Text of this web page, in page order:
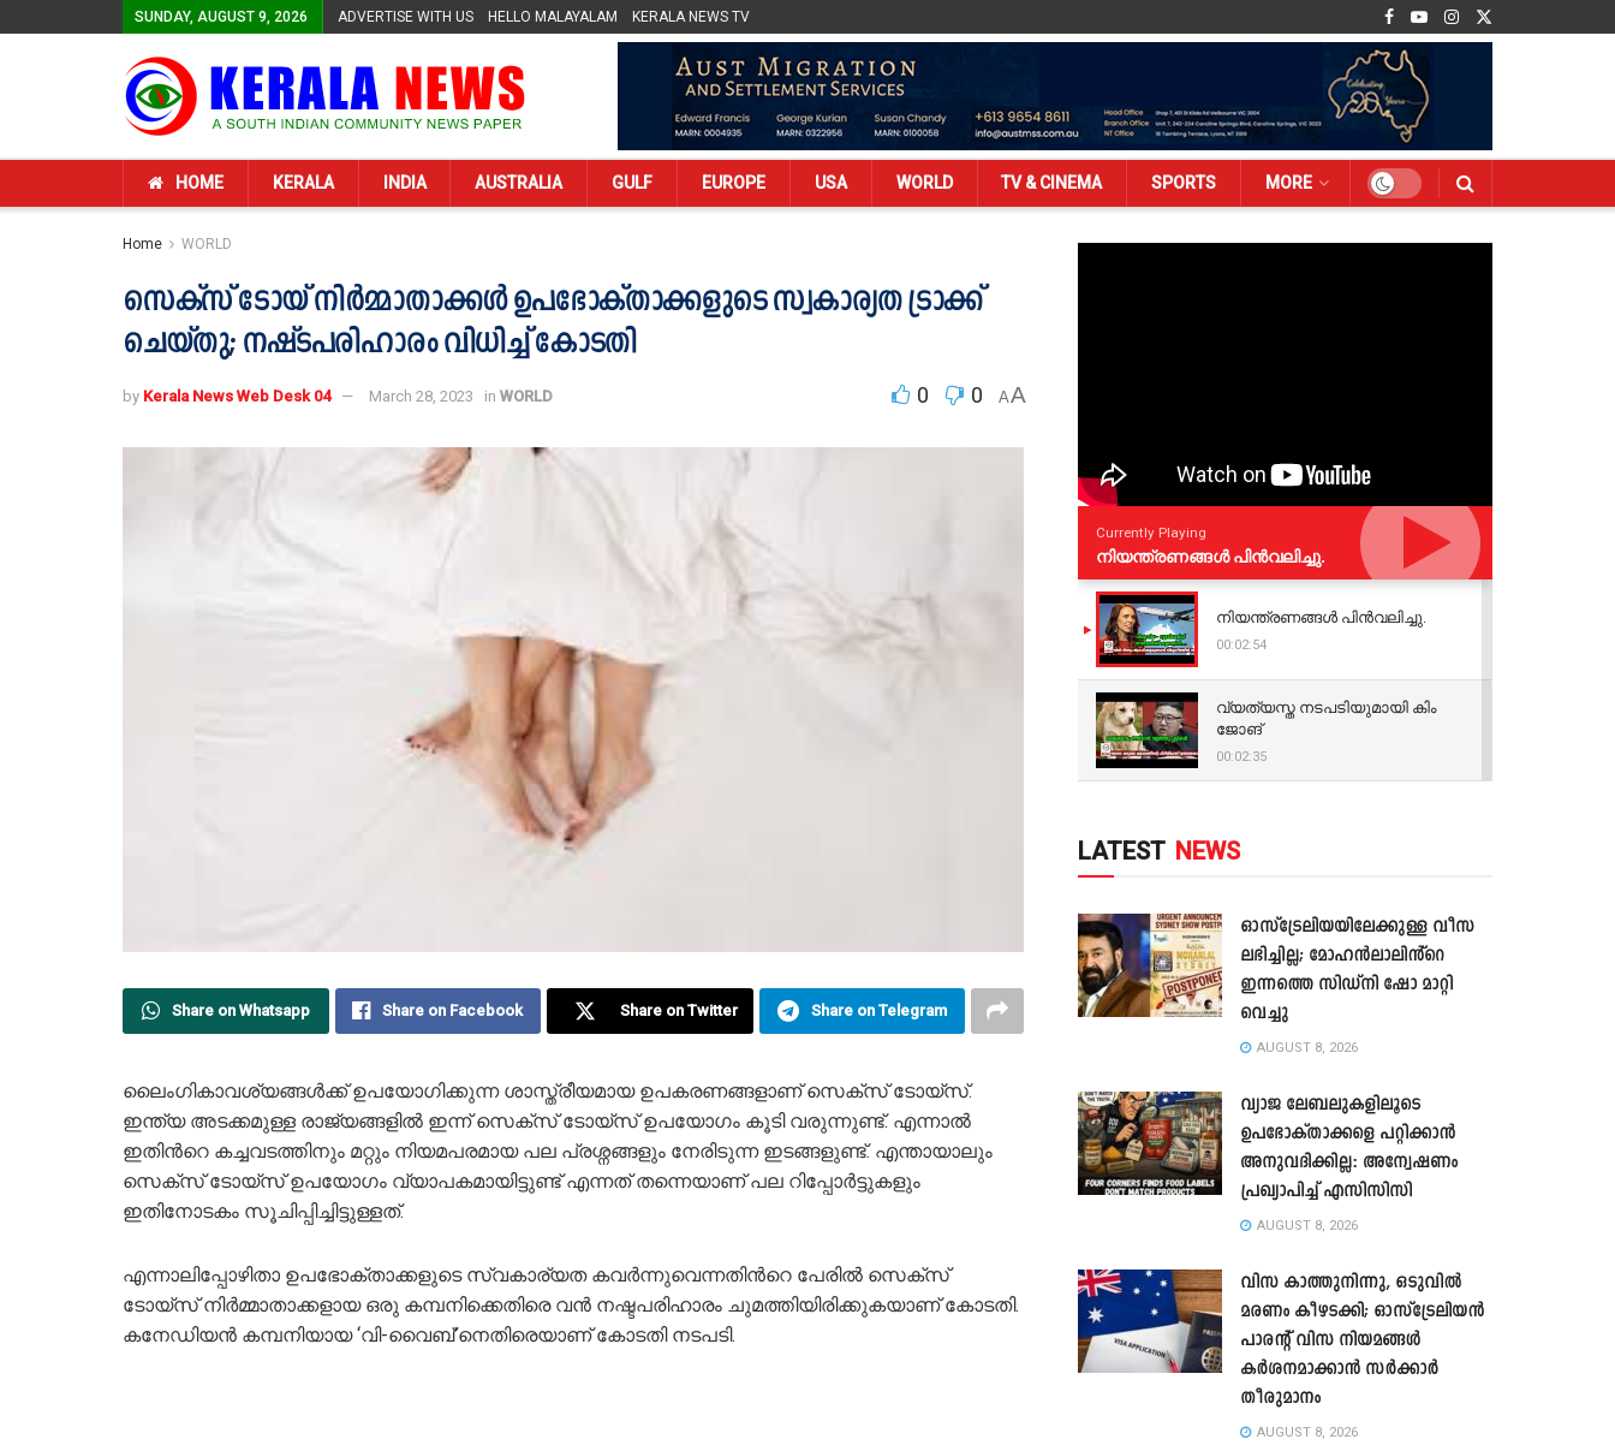
SUNDAY, AUGUST 9, 2026 ADVERTISE WITH US HELLO MALAYALAM KERALA NEWS TV
HOME KERALA INDIA AUSTRALIA GULF EUROPE USA WORLD TV & CINEMA SPORTS MORE
Home WORLD
സെക്സ് ടോയ് നിര്‍മ്മാതാക്കള്‍ ഉപഭോക്താക്കളുടെ സ്വകാര്യത ട്രാക്ക്
ചെയ്തു; നഷ്ടപരിഹാരം വിധിച്ച് കോടതി
by Kerala News Web Desk 04 March 28, 2023 in WORLD 0 0 AA
Share on Whatsapp Share on Facebook Share on Twitter Share on Telegram
ലൈംഗികാവശ്യങ്ങള്‍ക്ക് ഉപയോഗിക്കുന്ന ശാസ്ത്രീയമായ ഉപകരണങ്ങളാണ് സെക്സ് ടോയ്സ്.
ഇന്ത്യ അടക്കമുള്ള രാജ്യങ്ങളില്‍ ഇന്ന് സെക്സ് ടോയ്സ് ഉപയോഗം കൂടി വരുന്നുണ്ട്. എന്നാല്‍
ഇതിന്‍റെ കച്ചവടത്തിനും മറ്റും നിയമപരമായ പല പ്രശ്നങ്ങളും നേരിടുന്ന ഇടങ്ങളുണ്ട്. എന്തായാലും
സെക്സ് ടോയ്സ് ഉപയോഗം വ്യാപകമായിട്ടുണ്ട് എന്നത് തന്നെയാണ് പല റിപ്പോര്‍ട്ടുകളും
ഇതിനോടകം സൂചിപ്പിച്ചിട്ടുള്ളത്.
എന്നാലിപ്പോഴിതാ ഉപഭോക്താക്കളുടെ സ്വകാര്യത കവര്‍ന്നുവെന്നതിന്‍റെ പേരില്‍ സെക്സ്
ടോയ്സ് നിര്‍മ്മാതാക്കളായ ഒരു കമ്പനിക്കെതിരെ വൻ നഷ്ടപരിഹാരം ചുമത്തിയിരിക്കുകയാണ് കോടതി.
കനേഡിയൻ കമ്പനിയായ ‘വി-വൈബ്’നെതിരെയാണ് കോടതി നടപടി.
Currently Playing
നിയന്ത്രണങ്ങള്‍ പിന്‍വലിച്ചു.
നിയന്ത്രണങ്ങള്‍ പിന്‍വലിച്ചു.
00:02:54
വ്യത്യസ്ത നടപടിയുമായി കിം
ജോങ്
00:02:35
LATEST NEWS
ഓസ്‌ട്രേലിയയിലേക്കുള്ള വീസ
ലഭിച്ചില്ല; മോഹൻലാലിൻ്റെ
ഇന്നത്തെ സിഡ്നി ഷോ മാറ്റി
വെച്ചു
AUGUST 8, 2026
വ്യാജ ലേബലുകളിലൂടെ
ഉപഭോക്താക്കളെ പറ്റിക്കാൻ
അനുവദിക്കില്ല: അന്വേഷണം
പ്രഖ്യാപിച്ച് എസിസിസി
AUGUST 8, 2026
വിസ കാത്തുനിന്നു, ഒടുവിൽ
മരണം കീഴടക്കി; ഓസ്‌ട്രേലിയൻ
പാരന്റ് വിസ നിയമങ്ങൾ
കർശനമാക്കാൻ സർക്കാർ
തീരുമാനം
AUGUST 8, 2026